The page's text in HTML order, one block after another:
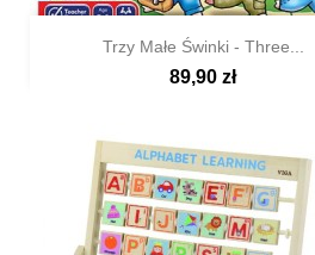
Szybki podgląd
Trzy Małe Świnki - Three...
89,90 zł